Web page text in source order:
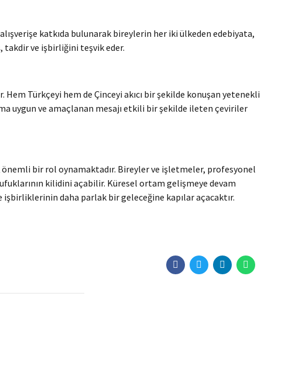
katkıda bulunarak bireylerin her iki ülkeden edebiyata,
takdir ve işbirliğini teşvik eder.
Türkçeyi hem de Çinceyi akıcı bir şekilde konuşan yetenekli
uygun ve amaçlanan mesajı etkili bir şekilde ileten çeviriler
bir rol oynamaktadır. Bireyler ve işletmeler, profesyonel
kilidini açabilir. Küresel ortam gelişmeye devam
daha parlak bir geleceğine kapılar açacaktır.